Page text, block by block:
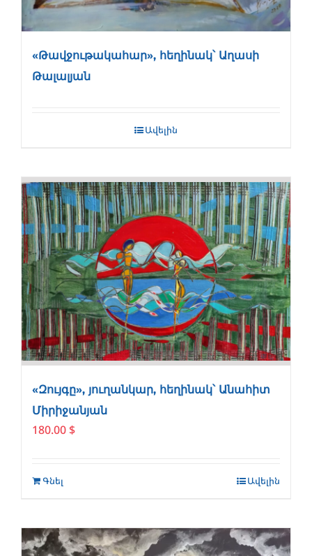
«Թավջութակահար», հեղինակ՝ Աղասի
Թալալյան
Ավելին
«Զույգը», յուղանկար, հեղինակ՝ Անահիտ
Միրիջանյան
180.00 $
Գնել Ավելին